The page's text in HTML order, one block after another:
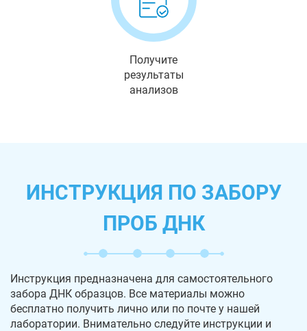
Получите
результаты
анализов
ИНСТРУКЦИЯ ПО ЗАБОРУ
ПРОБ ДНК
Инструкция предназначена для самостоятельного
забора ДНК образцов. Все материалы можно
бесплатно получить лично или по почте у нашей
лаборатории. Внимательно следуйте инструкции и